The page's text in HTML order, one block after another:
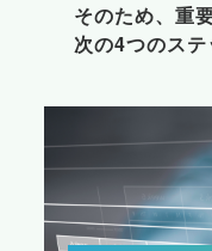
そのため、重
次の4つのステ